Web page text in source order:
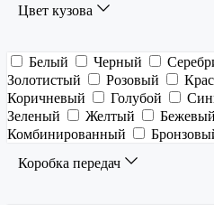
Цвет кузова
Белый Черный
Золотистый
Розовый
Коричневый
Голубой
Зеленый
Желтый Бежевый
Комбинированный
Коробка передач